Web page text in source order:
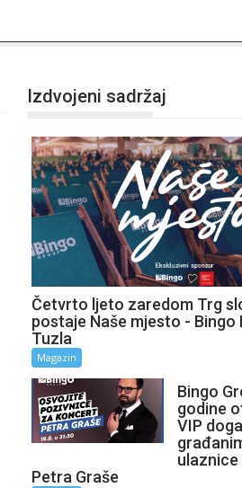
Izdvojeni sadržaj
Četvrto ljeto zaredom Trg
postaje Naše mjesto - Bingo
Tuzla
Magazin
Bingo
godine
VIP
Petra Graše